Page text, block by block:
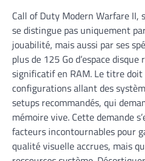
Call of Duty Modern Warfare
se distingue pas uniquement
jouabilité, mais aussi par ses
plus de 125 Go d’espace
significatif en RAM. Le titre
configurations allant des
setups recommandés, qui
mémoire vive. Cette demande
facteurs incontournables pour
qualité visuelle accrues, mais